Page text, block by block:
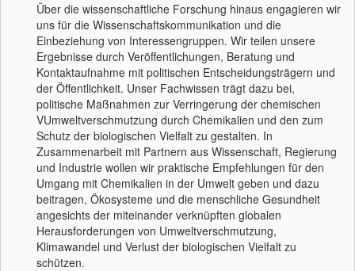
Über die wissenschaftliche Forschung hinaus engagieren wir
uns für die Wissenschaftskommunikation und die
Einbeziehung von Interessengruppen. Wir teilen unsere
Ergebnisse durch Veröffentlichungen, Beratung und
Kontaktaufnahme mit politischen Entscheidungsträgern und
der Öffentlichkeit. Unser Fachwissen trägt dazu bei,
politische Maßnahmen zur Verringerung der chemischen
VUmweltverschmutzung durch Chemikalien und den zum
Schutz der biologischen Vielfalt zu gestalten. In
Zusammenarbeit mit Partnern aus Wissenschaft, Regierung
und Industrie wollen wir praktische Empfehlungen für den
Umgang mit Chemikalien in der Umwelt geben und dazu
beitragen, Ökosysteme und die menschliche Gesundheit
angesichts der miteinander verknüpften globalen
Herausforderungen von Umweltverschmutzung,
Klimawandel und Verlust der biologischen Vielfalt zu
schützen.